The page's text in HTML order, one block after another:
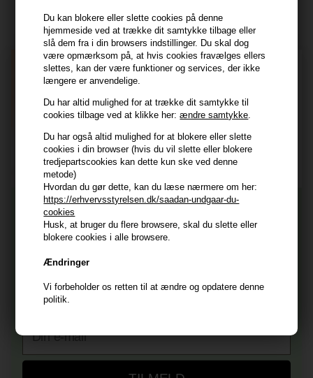
Du kan blokere eller slette cookies på denne
hjemmeside ved at trække dit samtykke tilbage eller
slå dem fra i din browsers indstillinger. Du skal dog
være opmærksom på, at hvis cookies fravælges ellers
slettes, kan der være funktioner og services, der ikke
længere er anvendelige.
Du har altid mulighed for at trække dit samtykke til
cookies tilbage ved at klikke her:ændre samtykke.
Du har også altid mulighed for at blokere eller slette
cookies i din browser (hvis du vil slette eller blokere
tredjepartscookies kan dette kun ske ved denne
metode)
Hvordan du gør dette, kan du læse nærmere om her:
https://erhvervsstyrelsen.dk/saadan-undgaar-du-
cookies
Husk, at bruger du flere browsere, skal du slette eller
blokere cookies i alle browsere.
Ændringer
Vi forbeholder os retten til at ændre og opdatere denne
politik.
Tilmeld dig nyhedsbrev - du kan altid afmelde det igen.
TILMELD
ConsentJeg accepterer vilkår og betingelser.
Læs mere her
Husk at vi har
Gratis fragt til ved køb over 399 kr på udvalgte fragtformer
Vi sender samme hverdag ved bestilling inden kl 14:45
356 dages returret
+9600 anmeldelser på Trustpilot , 4.9 Rating
Tilmeld dig nyhedsbrevet
Og modtag nyheder, eksklusive tilbud og rabatter
Fornavn